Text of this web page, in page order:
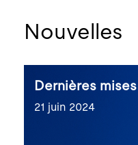
Nouvelles
Dernières
21 juin 2024